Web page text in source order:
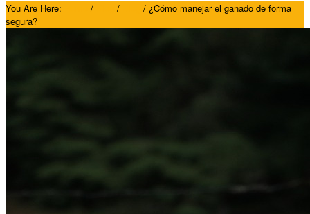
You Are Here: / / / ¿Cómo manejar el ganado de forma
segura?